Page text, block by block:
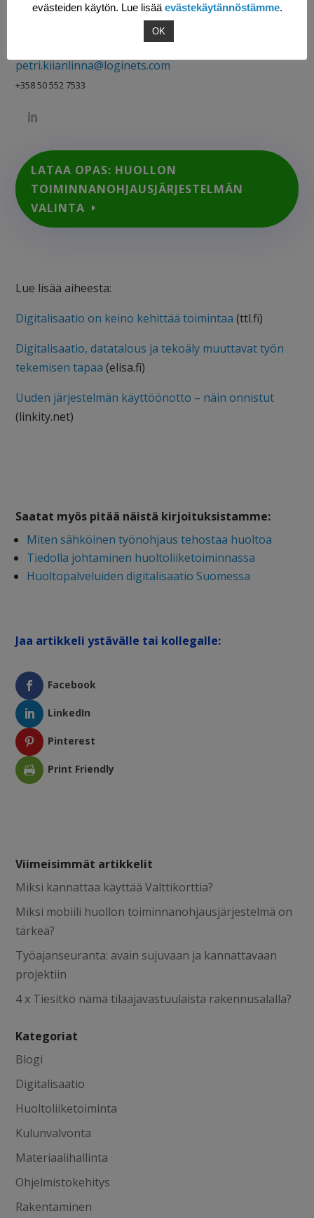
petri.kiianlinna@loginets.com
+358 50 552 7533
LATAA OPAS: HUOLLON
TOIMINNANOHJAUSJÄRJESTELMÄN
VALINTA
Lue lisää aiheesta:
Digitalisaatio on keino kehittää toimintaa (ttl.fi)
Digitalisaatio, datatalous ja tekoäly muuttavat työn
tekemisen tapaa (elisa.fi)
Uuden järjestelmän käyttöönotto – näin onnistut
(linkity.net)
Saatat myös pitää näistä kirjoituksistamme:
Miten sähköinen työnohjaus tehostaa huoltoa
Tiedolla johtaminen huoltoliiketoiminnassa
Huoltopalveluiden digitalisaatio Suomessa
Jaa artikkeli ystävälle tai kollegalle:
Facebook
LinkedIn
Pinterest
Print Friendly
Viimeisimmät artikkelit
Miksi kannattaa käyttää Valttikorttia?
Miksi mobiili huollon toiminnanohjausjärjestelmä on
tärkeä?
Työajanseuranta: avain sujuvaan ja kannattavaan
projektiin
4 x Tiesitkö nämä tilaajavastuulaista rakennusalalla?
Kategoriat
Blogi
Digitalisaatio
Huoltoliiketoiminta
Kulunvalvonta
Materiaalihallinta
Ohjelmistokehitys
Rakentaminen
evästeiden käytön. Lue lisää evästekäytännöstämme.
OK